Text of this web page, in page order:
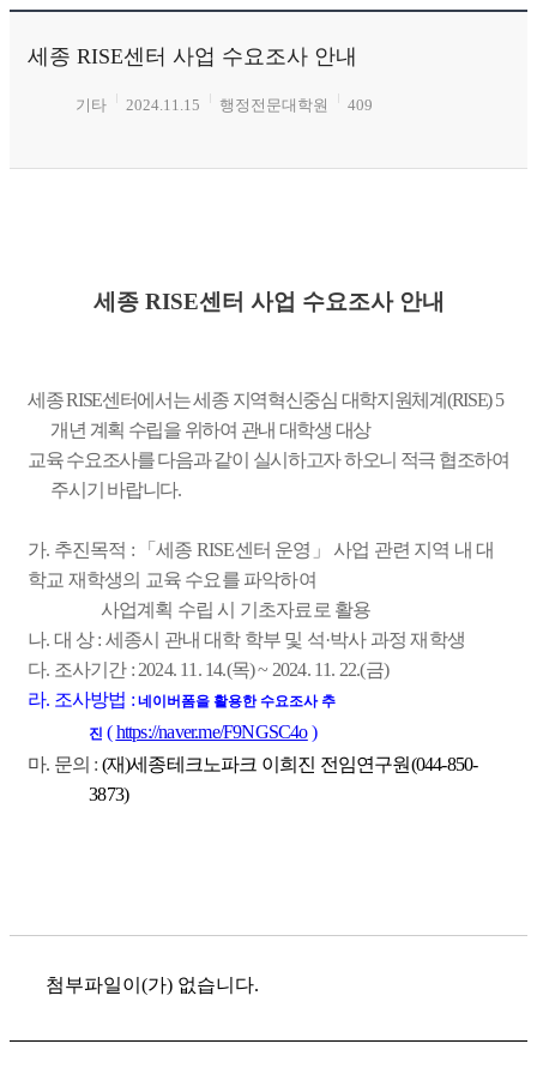
세종 RISE센터 사업 수요조사 안내
기타 2024.11.15 행정전문대학원 409
세종 RISE센터 사업 수요조사 안내
세종 RISE센터에서는 세종 지역혁신중심 대학지원체계(RISE) 5
개년 계획 수립을 위하여 관내 대학생 대상
교육 수요조사를 다음과 같이 실시하고자 하오니 적극 협조하여
주시기 바랍니다.
가. 추진목적 : 「세종 RISE센터 운영」 사업 관련 지역 내 대
학교 재학생의 교육 수요를 파악하여
사업계획 수립 시 기초자료로 활용
나. 대 상 : 세종시 관내 대학 학부 및 석·박사 과정 재학생
다. 조사기간 : 2024. 11. 14.(목) ~ 2024. 11. 22.(금)
라. 조사방법 : 네이버폼을 활용한 수요조사 추
진(https://naver.me/F9NGSC4o)
마. 문의 : (재)세종테크노파크 이희진 전임연구원(044-850-
3873)
첨부파일이(가) 없습니다.